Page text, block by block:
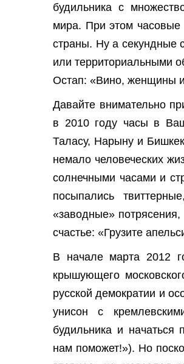
будильника с
мира. При этом часовые
страны. Ну а секундные
или территориальными
Остап: «Вино, женщины
Давайте внимательно
в 2010 году часы в
Таласу, Нарыну и
немало человеческих
солнечными часами и
посыпались
«заводные»
счастье: «Грузите
В начале марта 2012
крышующего
русской демократии и
унисон с
будильника и начаться
нам поможет!»). Но